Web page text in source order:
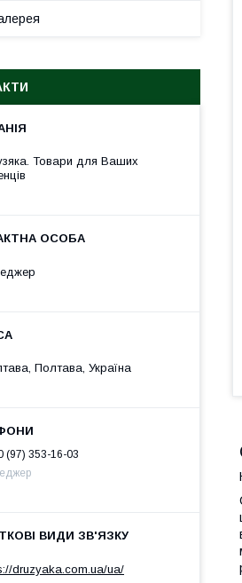
Товари для Ваших
Полтава, Україна
(97) 353-16-03
druzyaka.com.ua/ua/